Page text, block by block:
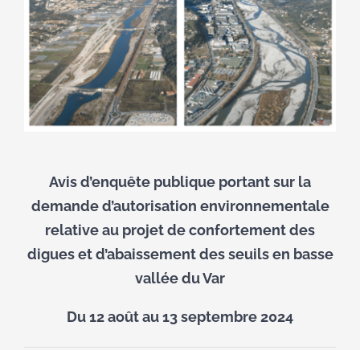
agrandie
Avis d’enquête publique portant sur la
demande d’autorisation environnementale
relative au projet de confortement des
digues et d’abaissement des seuils en basse
vallée du Var
Du 12 août au 13 septembre 2024